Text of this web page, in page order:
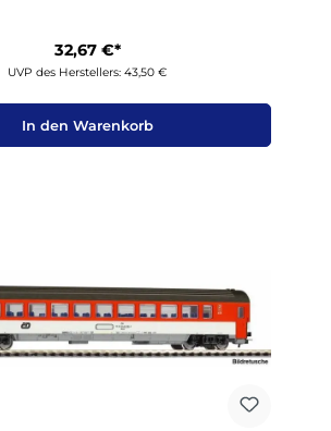
32,67 €*
UVP des Herstellers: 43,50 €
In den Warenkorb